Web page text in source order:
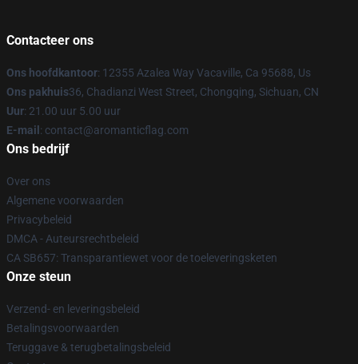
Contacteer ons
Ons hoofdkantoor: 12355 Azalea Way Vacaville, Ca 95688, Us
Ons pakhuis36, Chadianzi West Street, Chongqing, Sichuan, CN
Uur: 21.00 uur 5.00 uur
E-mail : contact@aromanticflag.com
Ons bedrijf
Over ons
Algemene voorwaarden
Privacybeleid
DMCA - Auteursrechtbeleid
CA SB657: Transparantiewet voor de toeleveringsketen
Onze steun
Verzend- en leveringsbeleid
Betalingsvoorwaarden
Teruggave & terugbetalingsbeleid